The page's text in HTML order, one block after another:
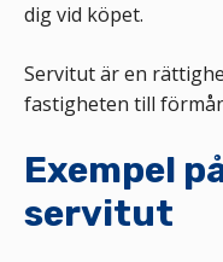
dig vid köpet.
Servitut är en
fastigheten till
Exempel
servitut